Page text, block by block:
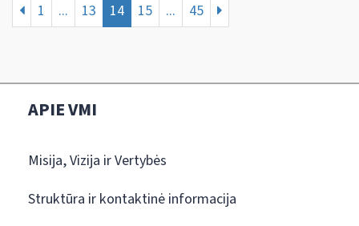
1 ... 13 14 15 ... 45
APIE VMI
Misija, Vizija ir Vertybės
Struktūra ir kontaktinė informacija